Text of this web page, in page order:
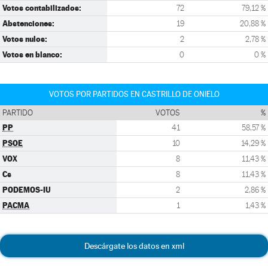
Votos contabilizados: 72 79,12 %
Abstenciones: 19 20,88 %
Votos nulos: 2 2,78 %
Votos en blanco: 0 0 %
VOTOS POR PARTIDOS EN CASTRILLO DE ONIELO
PARTIDO VOTOS %
PP 41 58,57 %
PSOE 10 14,29 %
VOX 8 11,43 %
Cs 8 11,43 %
PODEMOS-IU 2 2,86 %
PACMA 1 1,43 %
Descárgate los datos en xml